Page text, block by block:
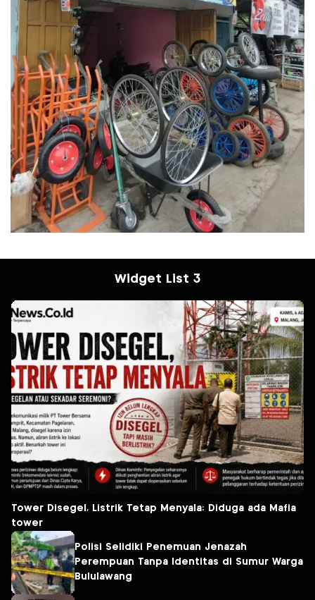
Widget List 3
Tower Disegel, Listrik Tetap Menyala: Diduga ada Mafia
tower
Polisi Selidiki Penemuan Jenazah
Perempuan Tanpa Identitas di Sumur Warga
Bululawang